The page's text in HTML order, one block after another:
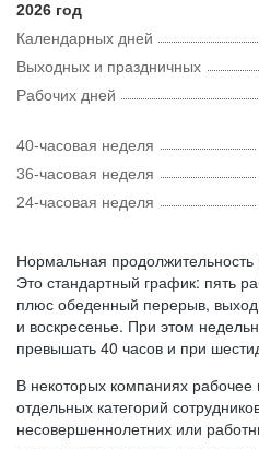
2026 год
Календарных дней
Рабочих дней
Выходных и праздничных
40-часовая неделя
36-часовая неделя
24-часовая неделя
Нормальная
Это стандартный график: пять
плюс обеденный перерыв,
и воскресенье. При этом
превышать 40 часов и при
В некоторых компаниях
отдельных категорий
несовершеннолетних или